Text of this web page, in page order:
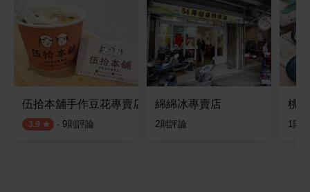
伍拾本舖手作豆花專賣店
3.9 · 9則評論
綿綿冰專賣店
2則評論
桃
1則